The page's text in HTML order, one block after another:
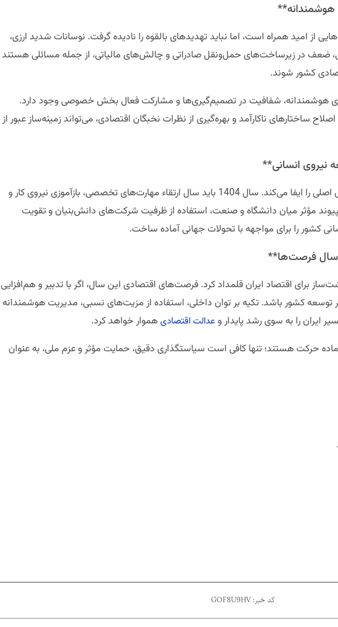
از امید همراه است، اما نباید تهدیدهای بالقوه را نادیده گرفت. نوسانات شدید ارزی،
ضعف در زیرساخت‌های حمل‌ونقل صادراتی و چالش‌های مالیاتی، از جمله مسائلی هستند
کشور شوند.
هوشمندانه، شفافیت در تصمیم‌گیری‌ها و مشارکت فعال بخش خصوصی وجود دارد.
ساختارهای ناکارآمد و بهره‌گیری از نظرات نخبگان اقتصادی، می‌تواند زمینه‌ساز عبور از
نیروی انسانی**
در هر مدل توسعه پایدار، سرمایه انسانی نقش اصلی را ایفا می‌کند. سال 1404 باید سال ارتقاء مهارت‌های تخصصی، بازآموزی نیروی کار و
پیوند مؤثر میان دانشگاه و صنعت، استفاده از ظرفیت شرکت‌های دانش‌بنیان و تقویت
کشور را برای مواجهه با تحولات جهانی آماده ساخت.
سال فرصت‌ها**
سالی سرنوشت‌ساز برای اقتصاد ایران قلمداد کرد. فرصت‌های اقتصادی این سال، اگر با تدبیر و هم‌افزایی
کشور باشد. تکیه بر توان داخلی، استفاده از مزیت‌های نسبی، مدیریت هوشمندانه
ایران را به سوی رشد پایدار و عدالت اقتصادیهموار خواهد کرد.
حرکت هستند؛ تنها کافی است سیاستگذاری دقیق، حمایت مؤثر و عزم ملی، به عنوان
کد خبر: GOF8U9HV